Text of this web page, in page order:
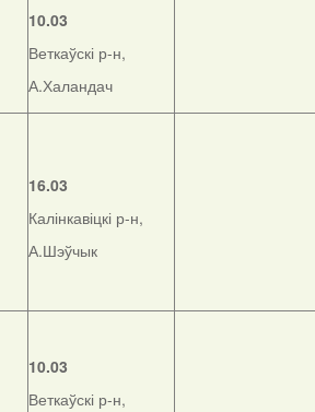
10.03
Веткаўскі р-н,
А.Халандач
16.03
Калінкавіцкі р-н,
А.Шэўчык
10.03
Веткаўскі р-н,